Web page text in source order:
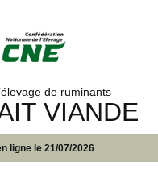
de ruminants
VIANDE
ligne le 21/07/2026